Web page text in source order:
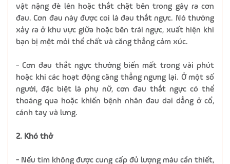
vật nặng đè lên hoặc thắt chặt bên trong gây ra cơn
đau. Cơn đau này được coi là đau thắt ngực. Nó thường
xảy ra ở khu vực giữa hoặc bên trái ngực, xuất hiện khi
bạn bị mệt mỏi thể chất và căng thẳng cảm xúc.
- Cơn đau thắt ngực thường biến mất trong vài phút
hoặc khi các hoạt động căng thẳng ngưng lại. Ở một số
người, đặc biệt là phụ nữ, cơn đau thắt ngực có thể
thoáng qua hoặc khiến bệnh nhân đau dai dẳng ở cổ,
cánh tay và lưng.
2. Khó thở
- Nếu tim không được cung cấp đủ lượng máu cần thiết,